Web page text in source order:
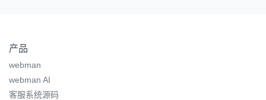
产品
webman
webman AI
客服系统源码